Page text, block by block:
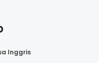
Inggris